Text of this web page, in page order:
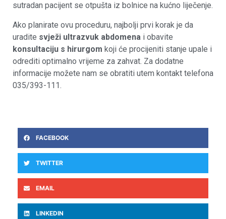
sutradan pacijent se otpušta iz bolnice na kućno liječenje.
Ako planirate ovu proceduru, najbolji prvi korak je da
uradite svježi ultrazvuk abdomena i obavite
konsultaciju s hirurgom koji će procijeniti stanje upale i
odrediti optimalno vrijeme za zahvat. Za dodatne
informacije možete nam se obratiti utem kontakt telefona
035/393-111.
FACEBOOK
TWITTER
EMAIL
LINKEDIN